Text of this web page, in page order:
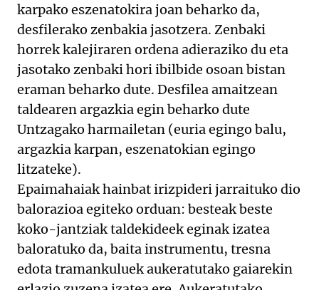
karpako eszenatokira joan beharko da,
desfilerako zenbakia jasotzera. Zenbaki
horrek kalejiraren ordena adieraziko du eta
jasotako zenbaki hori ibilbide osoan bistan
eraman beharko dute. Desfilea amaitzean
taldearen argazkia egin beharko dute
Untzagako harmailetan (euria egingo balu,
argazkia karpan, eszenatokian egingo
litzateke).
Epaimahaiak hainbat irizpideri jarraituko dio
balorazioa egiteko orduan: besteak beste
koko-jantziak taldekideek eginak izatea
baloratuko da, baita instrumentu, tresna
edota tramankuluek aukeratutako gaiarekin